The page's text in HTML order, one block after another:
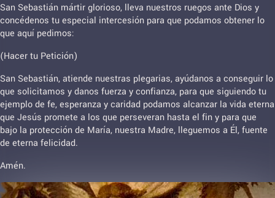
San Sebastián mártir glorioso, lleva nuestros ruegos ante Dios y
concédenos tu especial intercesión para que podamos obtener lo
que aquí pedimos:
(Hacer tu Petición)
San Sebastián, atiende nuestras plegarias, ayúdanos a conseguir lo
que solicitamos y danos fuerza y confianza, para que siguiendo tu
ejemplo de fe, esperanza y caridad podamos alcanzar la vida eterna
que Jesús promete a los que perseveran hasta el fin y para que
bajo la protección de María, nuestra Madre, lleguemos a Él, fuente
de eterna felicidad.
Amén.